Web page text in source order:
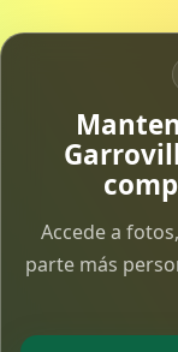
Accede a
parte más